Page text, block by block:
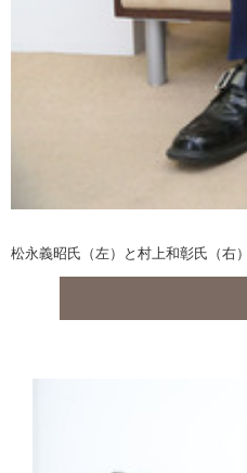
松永義昭氏（左）と村上和彰氏（右）